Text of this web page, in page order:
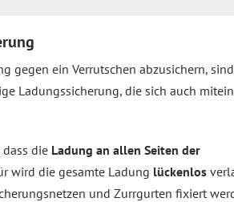
gegen ein Verrutschen abzusichern,
Ladungssicherung, die sich auch
die Ladung an allen Seiten der
wird die gesamte Ladung lückenlos
und Zurrgurten fixiert